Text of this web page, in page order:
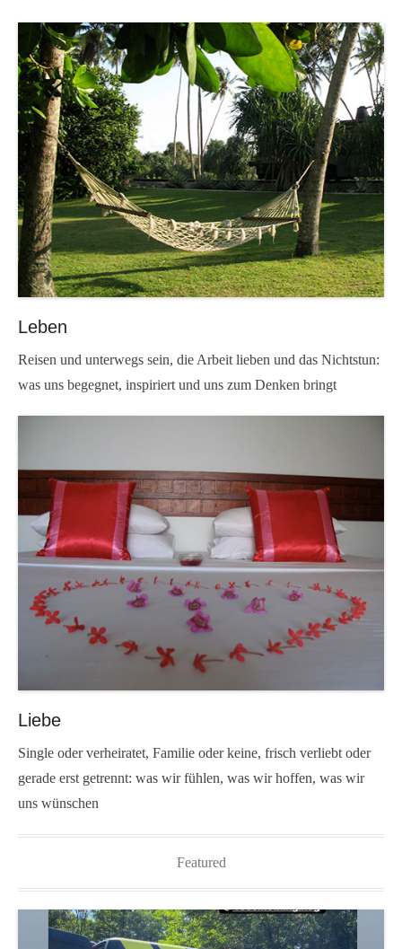
Leben
Reisen und unterwegs sein, die Arbeit lieben und das Nichtstun:
was uns begegnet, inspiriert und uns zum Denken bringt
Liebe
Single oder verheiratet, Familie oder keine, frisch verliebt oder
gerade erst getrennt: was wir fühlen, was wir hoffen, was wir
uns wünschen
Featured